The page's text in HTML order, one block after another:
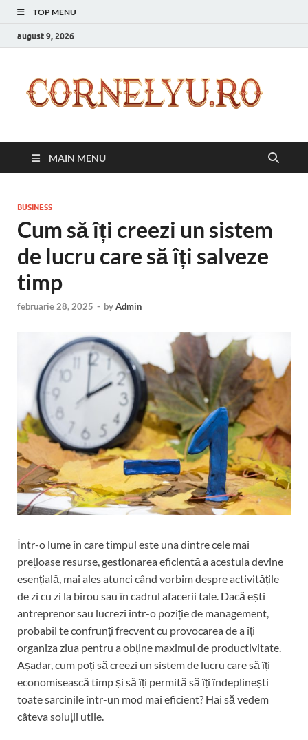
TOP MENU
august 9, 2026
ta mai
MAIN MENU
BUSINESS
Cum să îți creezi un sistem
de lucru care să îți salveze
timp
februarie 28, 2025 - byAdmin
Într-o lume în care timpul este una dintre cele mai
prețioase resurse, gestionarea eficientă a acestuia devine
esențială, mai ales atunci când vorbim despre activitățile
de zi cu zi la birou sau în cadrul afacerii tale. Dacă ești
antreprenor sau lucrezi într-o poziție de management,
probabil te confrunți frecvent cu provocarea de a îți
organiza ziua pentru a obține maximul de productivitate.
Așadar, cum poți să creezi un sistem de lucru care să îți
economisească timp și să îți permită să îți îndeplinești
toate sarcinile într-un mod mai eficient? Hai să vedem
câteva soluții utile.